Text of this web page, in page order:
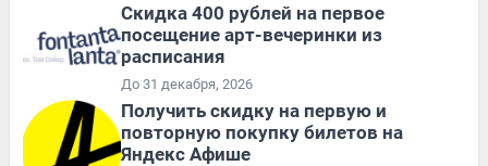
Cкидка 400 рублей на первое
посещение арт-вечеринки из
расписания
До 31 декабря, 2026
Получить скидку на первую и
повторную покупку билетов на
Яндекс Афише